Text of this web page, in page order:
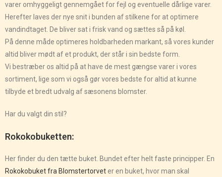
varer omhyggeligt gennemgået for fejl og eventuelle dårlige varer.
Herefter laves der nye snit i bunden af stilkene for at optimere
vandindtaget. De bliver sat i frisk vand og sættes så på køl.
På denne måde optimeres holdbarheden markant, så vores kunder
altid bliver mødt af et produkt, der står i sin bedste form.
Vi bestræber os altid på at have de mest gængse varer i vores
sortiment, lige som vi også gør vores bedste for altid at kunne
tilbyde et bredt udvalg af sæsonens blomster.
Har du valgt din stil?
Rokokobuketten:
Her finder du den tætte buket. Bundet efter helt faste principper. En
Rokokobuket fra Blomstertorveter en buket, hvor man skal